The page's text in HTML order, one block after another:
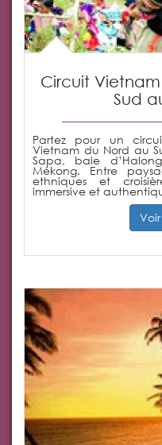
Circuit
Sud
Partez pour un
Vietnam du Nord au
Sapa, baie
Mékong. Entre
ethniques et
immersive et